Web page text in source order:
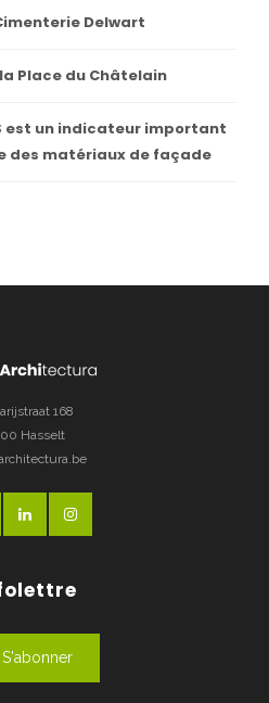
Delwart
Place du Châtelain
est un indicateur important
des matériaux de façade
168
Hasselt